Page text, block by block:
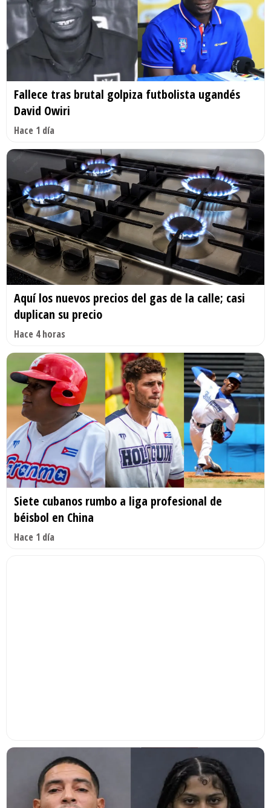
Fallece tras brutal golpiza futbolista ugandés
David Owiri
Hace 1 día
Aquí los nuevos precios del gas de la calle; casi
duplican su precio
Hace 4 horas
Siete cubanos rumbo a liga profesional de
béisbol en China
Hace 1 día